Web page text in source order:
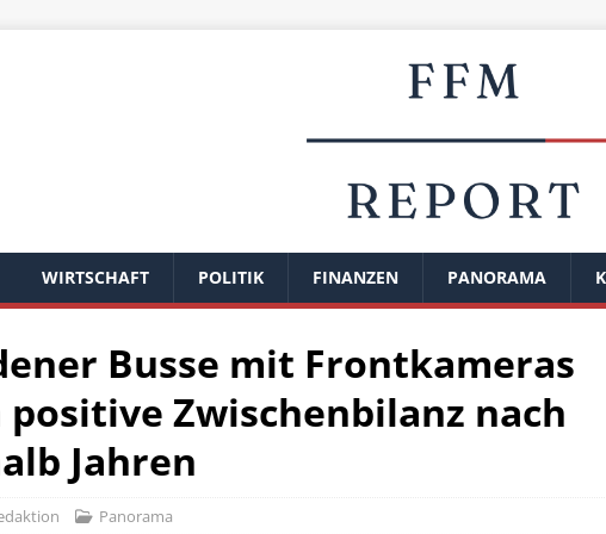
WIRTSCHAFT POLITIK FINANZEN PANORAMA
Busse mit Frontkameras
Zwischenbilanz nach
Jahren
Panorama